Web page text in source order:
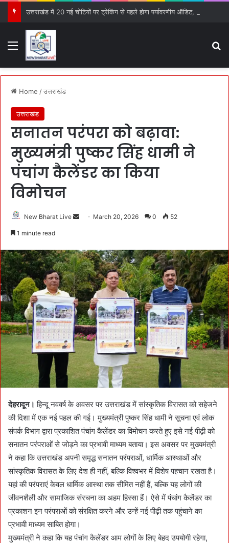
Menu
Home /उत्तराखंड
उत्तराखंड
सनातन परंपरा को बढ़ावा:
मुख्यमंत्री पुष्कर सिंह धामी ने
पंचांग कैलेंडर का किया
विमोचन
New Bharat Live
d
a
n
e
m
a
i
l
March 20, 2026 0 52
1 minute read
देहरादून। हिन्दू नववर्ष के अवसर पर उत्तराखंड में सांस्कृतिक विरासत को सहेजने
की दिशा में एक नई पहल की गई। मुख्यमंत्री पुष्कर सिंह धामी ने सूचना एवं लोक
संपर्क विभाग द्वारा प्रकाशित पंचांग कैलेंडर का विमोचन करते हुए इसे नई पीढ़ी को
सनातन परंपराओं से जोड़ने का प्रभावी माध्यम बताया। इस अवसर पर मुख्यमंत्री
ने कहा कि उत्तराखंड अपनी समृद्ध सनातन परंपराओं, धार्मिक आस्थाओं और
सांस्कृतिक विरासत के लिए देश ही नहीं, बल्कि विश्वभर में विशेष पहचान रखता है।
यहां की परंपराएं केवल धार्मिक आस्था तक सीमित नहीं हैं, बल्कि यह लोगों की
जीवनशैली और सामाजिक संरचना का अहम हिस्सा हैं। ऐसे में पंचांग कैलेंडर का
प्रकाशन इन परंपराओं को संरक्षित करने और उन्हें नई पीढ़ी तक पहुंचाने का
प्रभावी माध्यम साबित होगा।
मुख्यमंत्री ने कहा कि यह पंचांग कैलेंडर आम लोगों के लिए बेहद उपयोगी रहेगा,